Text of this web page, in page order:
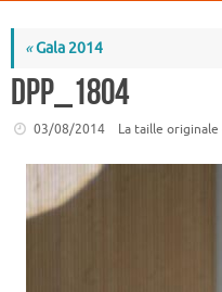
«Gala 2014
DPP_1804
03/08/2014 La taille originale